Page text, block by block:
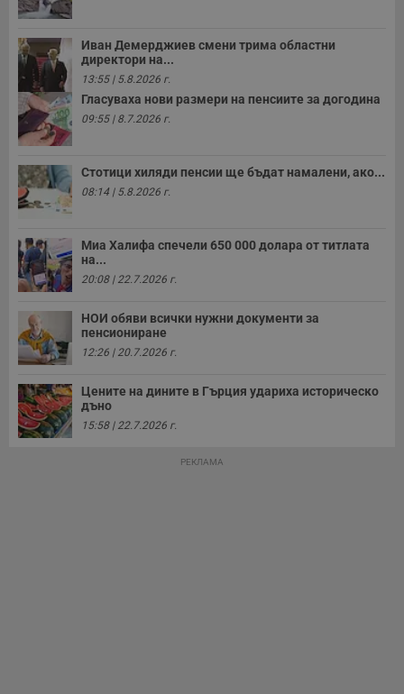
Иван Демерджиев смени трима областни
директори на...
13:55 | 5.8.2026 г.
Гласуваха нови размери на пенсиите за догодина
09:55 | 8.7.2026 г.
Стотици хиляди пенсии ще бъдат намалени, ако...
08:14 | 5.8.2026 г.
Миа Халифа спечели 650 000 долара от титлата
на...
20:08 | 22.7.2026 г.
НОИ обяви всички нужни документи за
пенсиониране
12:26 | 20.7.2026 г.
Цените на дините в Гърция удариха историческо
дъно
15:58 | 22.7.2026 г.
РЕКЛАМА